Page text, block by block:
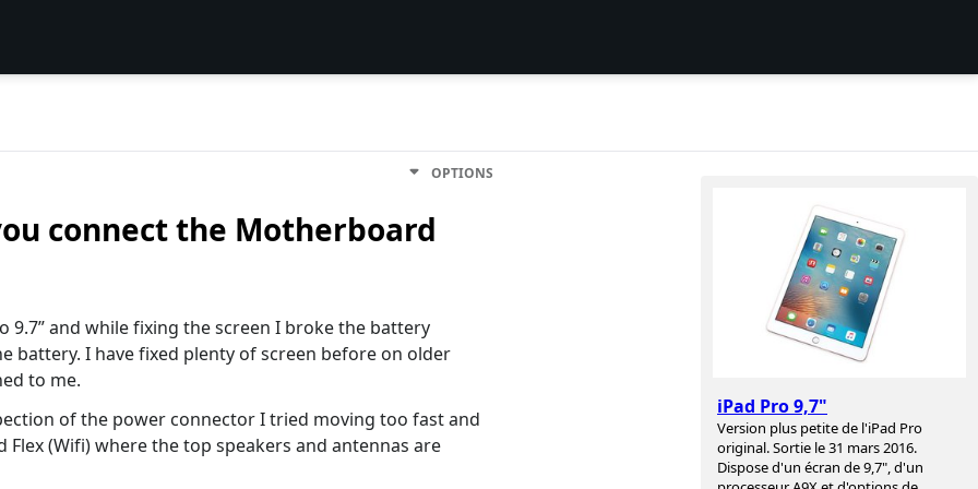
iPad Pro 9,7"
Version plus petite de l'iPad Pro
original. Sortie le 31 mars 2016.
Dispose d'un écran de 9,7", d'un
OPTIONS
connect the Motherboard
9.7” and while fixing the screen I broke the battery
battery. I have fixed plenty of screen before on older
to me.
of the power connector I tried moving too fast and
(Wifi) where the top speakers and antennas are